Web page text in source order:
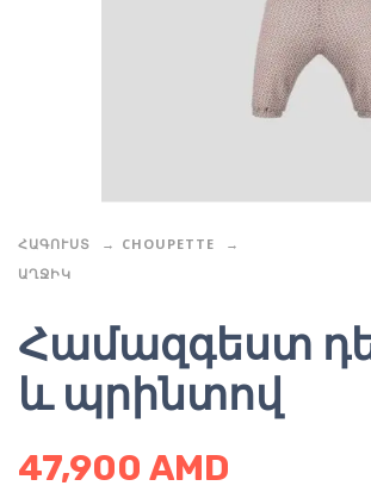
ՀԱԳՈՒՍՏ
CHOUPETTE
ԱՂՋԻԿ
Համազգեստ
և պրինտով
47,900 AMD